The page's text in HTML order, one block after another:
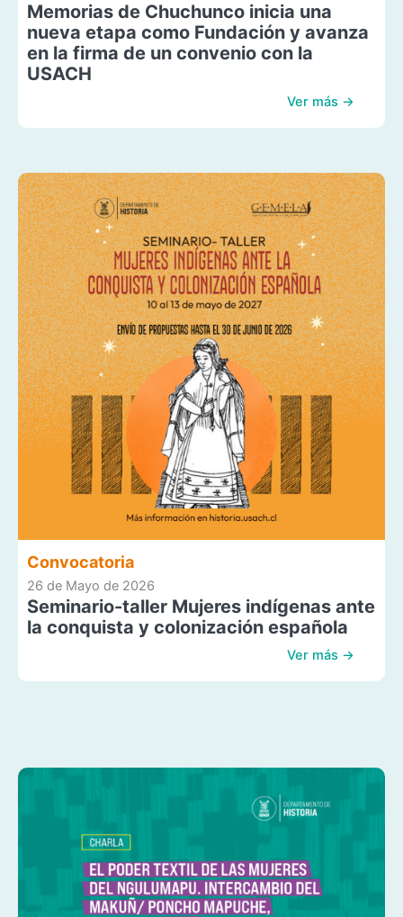
Memorias de Chuchunco inicia una
nueva etapa como Fundación y avanza
en la firma de un convenio con la
USACH
Ver más →
Convocatoria
26 de Mayo de 2026
Seminario-taller Mujeres indígenas ante
la conquista y colonización española
Ver más →